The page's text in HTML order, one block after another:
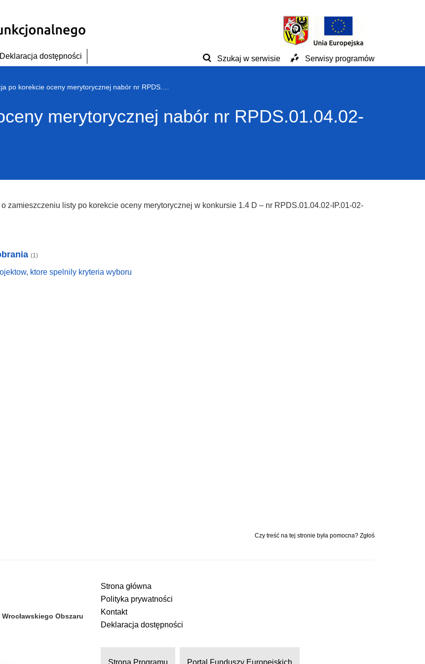
Deklaracja dostępności Szukaj w serwisie Serwisy programów
merytorycznej nabór nr RPDS.01.04.02-
o zamieszczeniu listy po korekcie oceny merytorycznej w konkursie 1.4 D – nr RPDS.01.04.02-IP.01-02-
(1)
ktore spelnily kryteria wyboru
Czy treść na tej stronie była pomocna? Zgłoś
Wrocławskiego Obszaru
Strona główna
Polityka prywatności
Kontakt
Deklaracja dostępności
Strona Programu Portal Funduszy Europejskich